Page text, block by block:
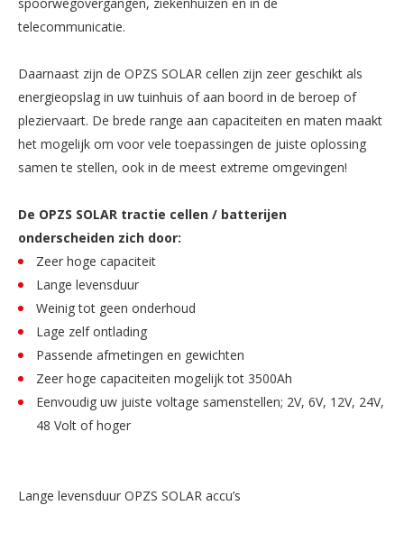
spoorwegovergangen, ziekenhuizen en in de
telecommunicatie.
Daarnaast zijn de OPZS SOLAR cellen zijn zeer geschikt als
energieopslag in uw tuinhuis of aan boord in de beroep of
pleziervaart. De brede range aan capaciteiten en maten maakt
het mogelijk om voor vele toepassingen de juiste oplossing
samen te stellen, ook in de meest extreme omgevingen!
De OPZS SOLAR tractie cellen / batterijen
onderscheiden zich door:
Zeer hoge capaciteit
Lange levensduur
Weinig tot geen onderhoud
Lage zelf ontlading
Passende afmetingen en gewichten
Zeer hoge capaciteiten mogelijk tot 3500Ah
Eenvoudig uw juiste voltage samenstellen; 2V, 6V, 12V, 24V,
48 Volt of hoger
Lange levensduur OPZS SOLAR accu’s